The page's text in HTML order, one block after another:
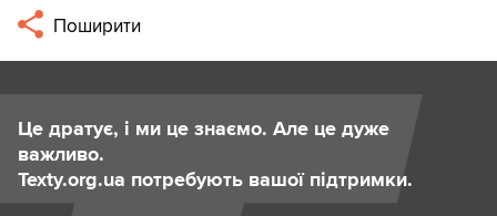
Поширити
Це дратує, і ми це знаємо. Але це дуже
важливо.
Texty.org.ua потребують вашої підтримки.